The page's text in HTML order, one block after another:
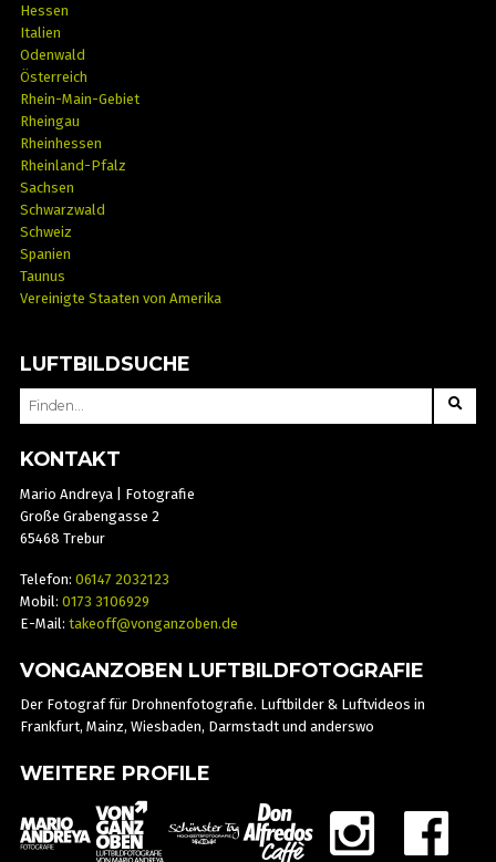
Hessen
Italien
Odenwald
Österreich
Rhein-Main-Gebiet
Rheingau
Rheinhessen
Rheinland-Pfalz
Sachsen
Schwarzwald
Schweiz
Spanien
Taunus
Vereinigte Staaten von Amerika
LUFTBILDSUCHE
SEARCH
KONTAKT
Mario Andreya | Fotografie
Große Grabengasse 2
65468 Trebur
Telefon: 06147 2032123
Mobil: 0173 3106929
E-Mail: takeoff@vonganzoben.de
VONGANZOBEN LUFTBILDFOTOGRAFIE
Der Fotograf für Drohnenfotografie. Luftbilder & Luftvideos in
Frankfurt, Mainz, Wiesbaden, Darmstadt und anderswo
WEITERE PROFILE